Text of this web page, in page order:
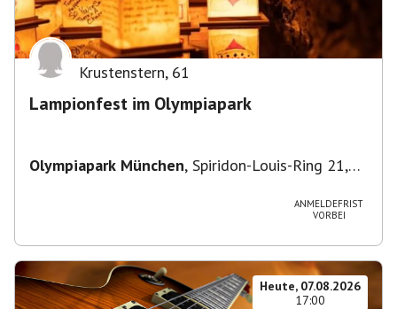
Krustenstern, 61
Lampionfest im Olympiapark
Olympiapark München, Spiridon-Louis-Ring 21,
ANMELDEFRIST
VORBEI
Heute, 07.08.2026
17:00